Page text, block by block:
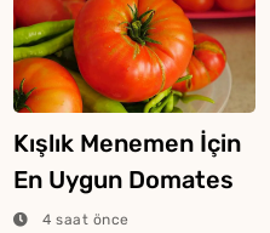
Kışlık Menemen İçin
En Uygun Domates
Nasıl Seçilir?
4 saat önce